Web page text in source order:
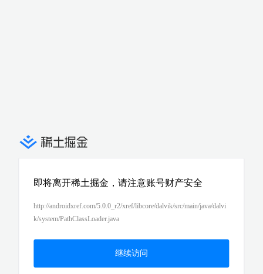
即将离开稀土掘金，请注意账号财产安全
http://androidxref.com/5.0.0_r2/xref/libcore/dalvik/src/main/java/dalvi
k/system/PathClassLoader.java
继续访问